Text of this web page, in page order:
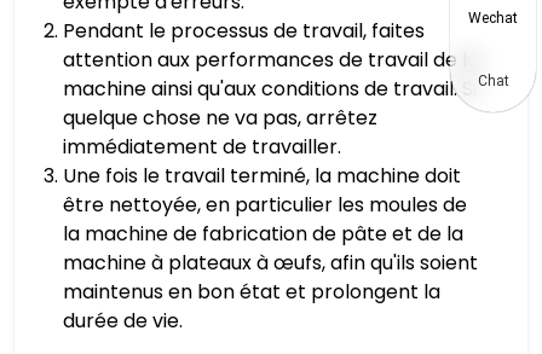
Pendant le processus de travail, faites
attention aux performances de travail de la
machine ainsi qu'aux conditions de travail. Si
quelque chose ne va pas, arrêtez
immédiatement de travailler.
Une fois le travail terminé, la machine doit
être nettoyée, en particulier les moules de
la machine de fabrication de pâte et de la
machine à plateaux à œufs, afin qu'ils soient
maintenus en bon état et prolongent la
durée de vie.
Wechat
Chat